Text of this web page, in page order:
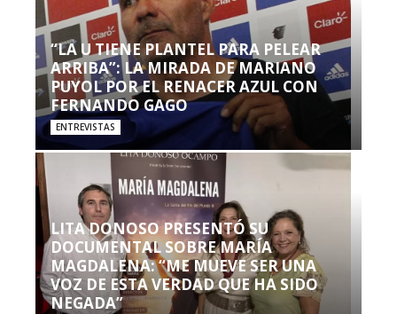
“LA U TIENE PLANTEL PARA PELEAR
ARRIBA”: LA MIRADA DE MARIANO
PUYOL POR EL RENACER AZUL CON
FERNANDO GAGO
ENTREVISTAS
LITA DONOSO PRESENTÓ SU
DOCUMENTAL SOBRE MARÍA
MAGDALENA: “ME MUEVE SER UNA
VOZ DE ESTA VERDAD QUE HA SIDO
NEGADA”